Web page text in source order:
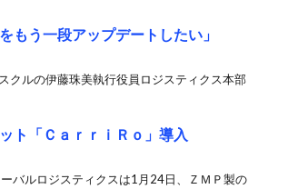
もう一段アップデートしたい」
クルの伊藤珠美執行役員ロジスティクス本部
ト「ＣａｒｒｉＲｏ」導入
バルロジスティクスは1月24日、ＺＭＰ製の